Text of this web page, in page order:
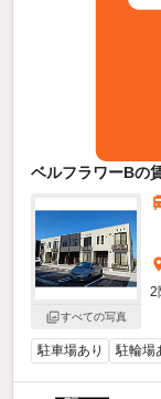
ベルフラワーBの
すべての写真
2
駐車場あり 駐輪場